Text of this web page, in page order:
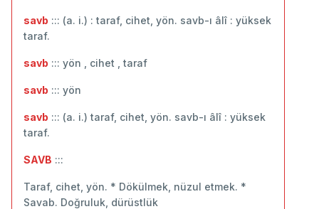
savb ::: (a. i.) : taraf, cihet, yön. savb-ı âlî : yüksek
taraf.
savb ::: yön , cihet , taraf
savb ::: ‬yön
savb ::: (a. i.) taraf, cihet, yön. savb-ı âlî : yüksek
taraf.
SAVB :::
Taraf, cihet, yön. * Dökülmek, nüzul etmek. *
Savab. Doğruluk, dürüstlük